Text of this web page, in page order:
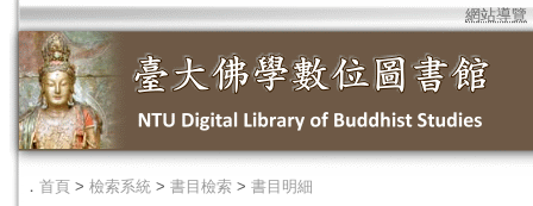
網站導覽
． 首頁 > 檢索系統 > 書目檢索 > 書目明細